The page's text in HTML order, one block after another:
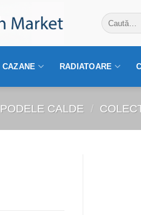
Caută
după:
CAZANE RADIATOARE
PODELE CALDE /